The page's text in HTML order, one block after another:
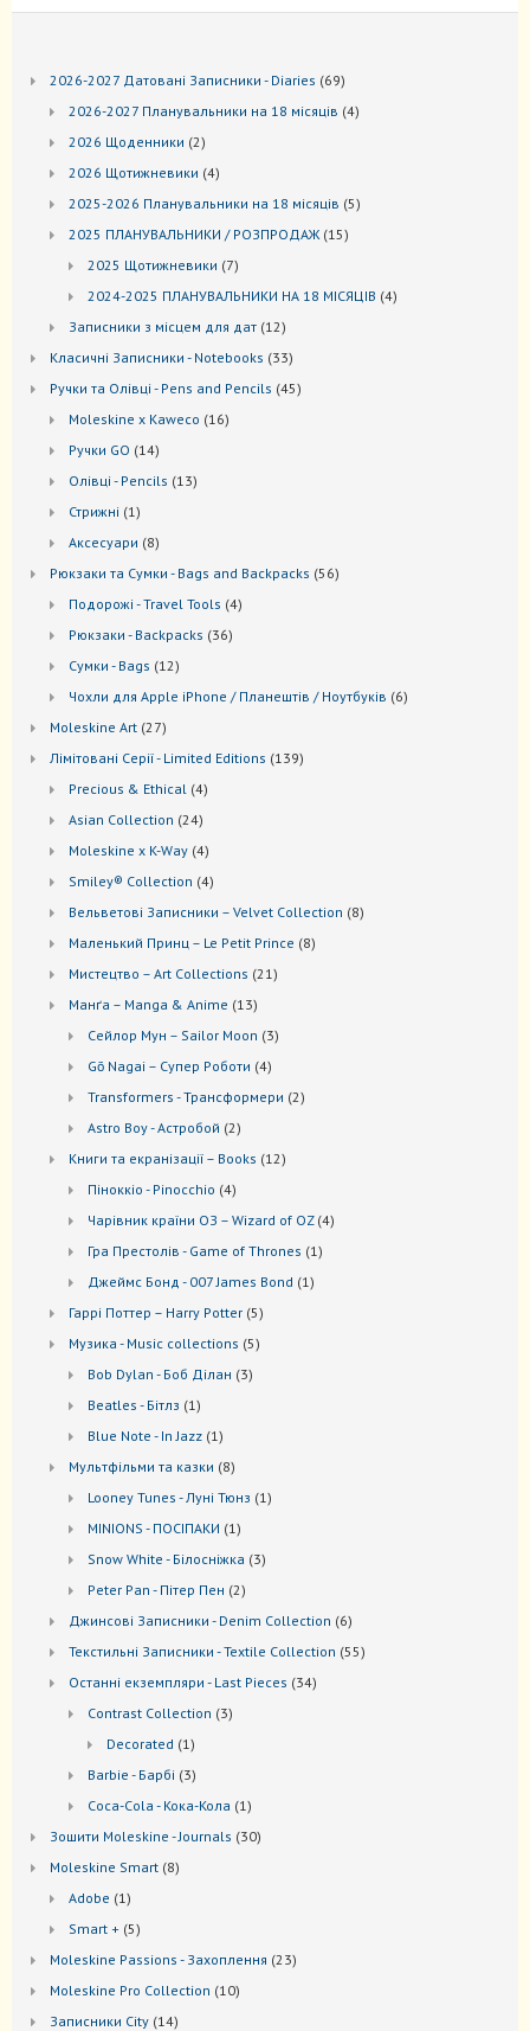
2026-2027 Датовані Записники - Diaries 6969
2026-2027 Планувальники на 18 місяців 44
2026 Щоденники 22
2026 Щотижневики 44
2025-2026 Планувальники на 18 місяців 55
2025 ПЛАНУВАЛЬНИКИ / РОЗПРОДАЖ 1515
2025 Щотижневики 77
2024-2025 ПЛАНУВАЛЬНИКИ НА 18 МІСЯЦІВ 44
Записники з місцем для дат 1212
Kласичні Записники - Notebooks 3333
Ручки та Олівці - Pens and Pencils 4545
Moleskine x Kaweco 1616
Ручки GO 1414
Oлівці - Pencils 1313
Стрижні 1 1
Аксесуари 88
Рюкзаки та Cумки - Bags and Backpacks 5656
Подорожі - Travel Tools 44
Рюкзаки - Backpacks 3636
Сумки - Bags 1212
Чохли для Apple iPhone / Планештів / Ноутбуків 66
Moleskine Art 2727
Лiмiтовані Серії - Limited Editions 139139
Precious & Ethical 44
Asian Collection 2424
Moleskine x K-Way 44
Smiley® Collection 44
Вельветові Записники – Velvet Collection 88
Маленький Принц – Le Petit Prince 88
Мистецтво – Art Collections 21 21
Манґа – Manga & Anime 1313
Сейлор Мун – Sailor Moon 33
Gō Nagai – Супер Роботи 44
Transformers - Трансформери 22
Astro Boy - Астробой 22
Книги та екранізації – Books 1212
Піноккіо - Pinocchio 44
Чарівник країни ОЗ – Wizard of OZ 44
Гра Престолів - Game of Thrones 1 1
Джеймс Бонд - 007 James Bond 1 1
Гаррі Поттер – Harry Potter 55
Музика - Music collections 55
Bob Dylan - Боб Ділан 33
Beatles - Бітлз 1 1
Blue Note - In Jazz 1 1
Мультфільми та казки 88
Looney Tunes - Луні Тюнз 1 1
MINIONS - ПОСІПАКИ 1 1
Snow White - Білосніжка 33
Peter Pan - Пітер Пен 22
Джинсові Записники - Denim Collection 66
Текстильні Записники - Textile Collection 5555
Останні екземпляри - Last Pieces 3434
Contrast Collection 33
Decorated 1 1
Barbie - Барбі 33
Coca-Cola - Кока-Кола 1 1
Зошити Moleskine - Journals 3030
Моleskine Smart 88
Adobe 1 1
Smart + 55
Moleskine Passions - Захоплення 2323
Мoleskine Pro Collection 1010
Записники City 1414